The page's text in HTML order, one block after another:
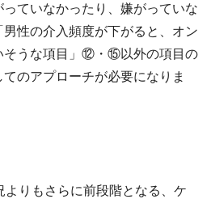
ていなかったり、嫌がっていな
性の介入頻度が下がると、オン
そうな項目」⑫・⑮以外の項目の
のアプローチが必要になりま
よりもさらに前段階となる、ケ